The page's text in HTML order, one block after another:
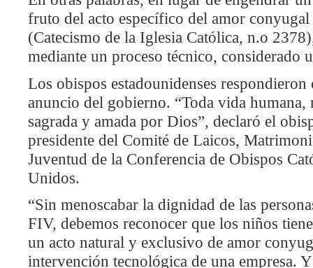
fruto del acto específico del amor conyugal
(Catecismo de la Iglesia Católica, n.o
mediante un proceso técnico, considerado
Los obispos estadounidenses
anuncio del gobierno. “Toda vida humana,
sagrada y amada por Dios”, declaró el
presidente del Comité de Laicos,
Juventud de la Conferencia de Obispos
Unidos.
“Sin menoscabar la dignidad de las
FIV, debemos reconocer que los niños
un acto natural y exclusivo de amor
intervención tecnológica de una empresa.